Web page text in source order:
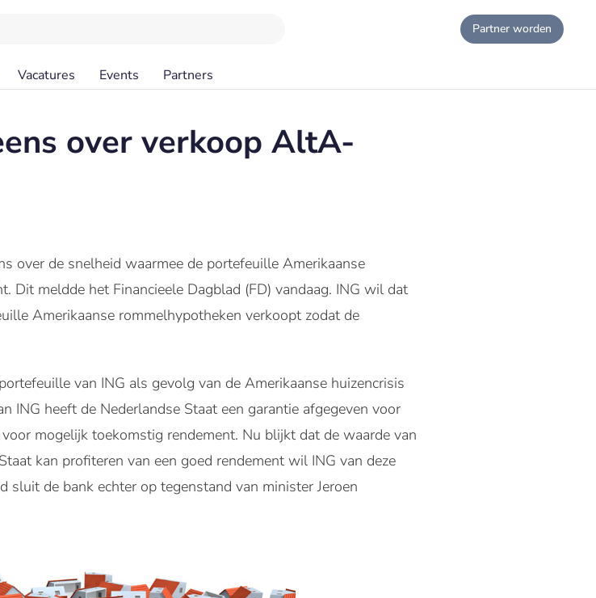
Partner worden
Vacatures Events Partners
over verkoop AltA-
over de snelheid waarmee de portefeuille Amerikaanse
meldde het Financieele Dagblad (FD) vandaag. ING wil dat
Amerikaanse rommelhypotheken verkoopt zodat de
van ING als gevolg van de Amerikaanse huizencrisis
ING heeft de Nederlandse Staat een garantie afgegeven voor
mogelijk toekomstig rendement. Nu blijkt dat de waarde van
kan profiteren van een goed rendement wil ING van deze
sluit de bank echter op tegenstand van minister Jeroen